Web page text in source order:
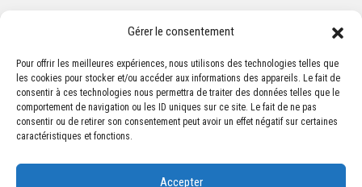
Gérer le consentement
Pour offrir les meilleures expériences, nous utilisons des technologies telles que
les cookies pour stocker et/ou accéder aux informations des appareils. Le fait de
consentir à ces technologies nous permettra de traiter des données telles que le
comportement de navigation ou les ID uniques sur ce site. Le fait de ne pas
consentir ou de retirer son consentement peut avoir un effet négatif sur certaines
caractéristiques et fonctions.
Accepter
Association Sportive Montferrandaise
84, boulevard Léon Jouhaux
CS 80221 - 63021 Clermont-Ferrand Cedex 2